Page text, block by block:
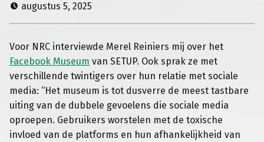
augustus 5, 2025
Voor NRC interviewde Merel Reiniers mij over het
Facebook Museum van SETUP. Ook sprak ze met
verschillende twintigers over hun relatie met sociale
media: “Het museum is tot dusverre de meest tastbare
uiting van de dubbele gevoelens die sociale media
oproepen. Gebruikers worstelen met de toxische
invloed van de platforms en hun afhankelijkheid van